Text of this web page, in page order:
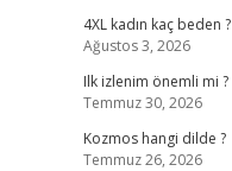
4XL kadın kaç beden ?
Ağustos 3, 2026
Ilk izlenim önemli mi ?
Temmuz 30, 2026
Kozmos hangi dilde ?
Temmuz 26, 2026